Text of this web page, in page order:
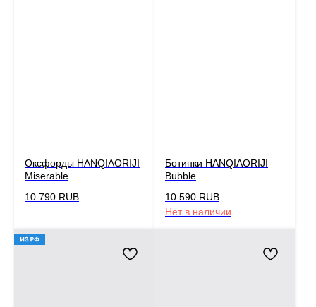
Оксфорды HANQIAORIJI
Miserable
10 790 RUB
Ботинки HANQIAORIJI
Bubble
10 590 RUB
Нет в наличии